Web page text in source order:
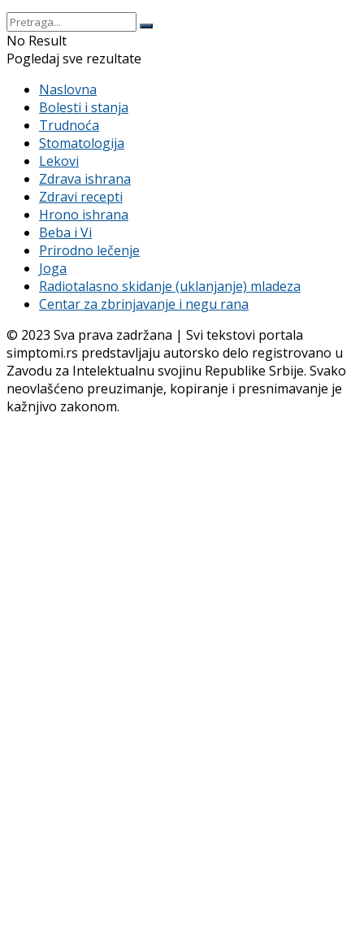
No Result
Pogledaj sve rezultate
Naslovna
Bolesti i stanja
Trudnoća
Stomatologija
Lekovi
Zdrava ishrana
Zdravi recepti
Hrono ishrana
Beba i Vi
Prirodno lečenje
Joga
Radiotalasno skidanje (uklanjanje) mladeza
Centar za zbrinjavanje i negu rana
© 2023 Sva prava zadržana | Svi tekstovi portala
simptomi.rs predstavljaju autorsko delo registrovano u
Zavodu za Intelektualnu svojinu Republike Srbije. Svako
neovlašćeno preuzimanje, kopiranje i presnimavanje je
kažnjivo zakonom.